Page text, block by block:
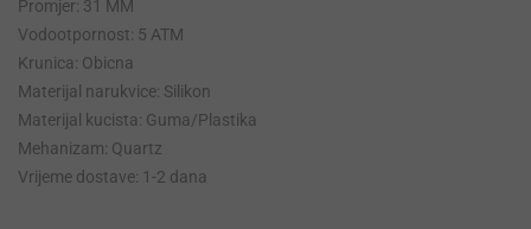
Promjer: 31 MM
Vodootpornost: 5 ATM
Krunica: Obicna
Materijal narukvice: Silikon
Materijal kucista: Guma/Plastika
Mehanizam: Quartz
Vrijeme dostave: 1-2 dana